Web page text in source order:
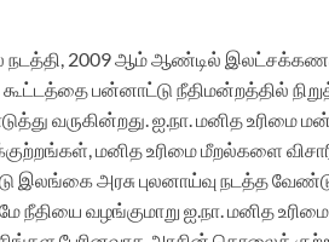
2009 ஆம் ஆண்டில்
பன்னாட்டு நீதிமன்றத்தில்
வருகின்றது. ஐ.நா. மனித
மனித உரிமை மீறல்களை
அரசு புலனாய்வு நடத்த
நீதியை வழங்குமாறு ஐ.நா. மனித